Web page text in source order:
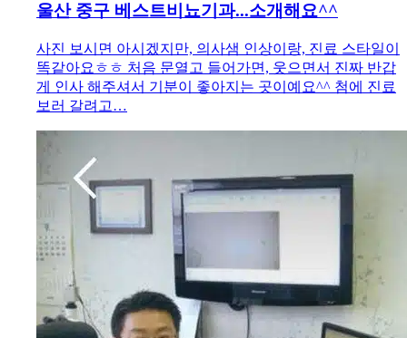
울산 중구 베스트비뇨기과...소개해요^^
사진 보시면 아시겠지만, 의사샘 인상이랑, 진료 스타일이
똑같아요ㅎㅎ 처음 문열고 들어가면, 웃으면서 진짜 반갑
게 인사 해주셔서 기분이 좋아지는 곳이예요^^ 첨에 진료
보러 갈려고…